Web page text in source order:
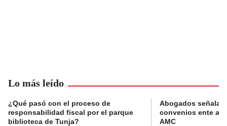
Lo más leído
¿Qué pasó con el proceso de
responsabilidad fiscal por el parque
biblioteca de Tunja?
Abogados
convenios ente
AMC